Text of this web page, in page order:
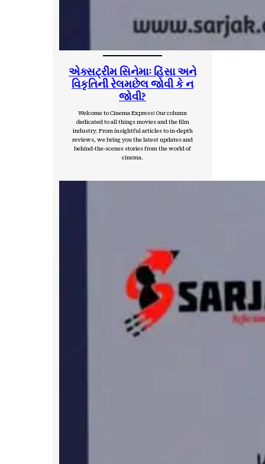
એક્સટ્રીમ સિનેમાઃ હિંસા અને
વિકૃતિની રેલમછેલ જોવી કે ન
જોવી?
Welcome to Cinema Express! Our column
dedicated to all things movies and the film
industry. From insightful articles to in-depth
reviews, we bring you the latest updates and
behind-the-scenes stories from the world of
cinema.